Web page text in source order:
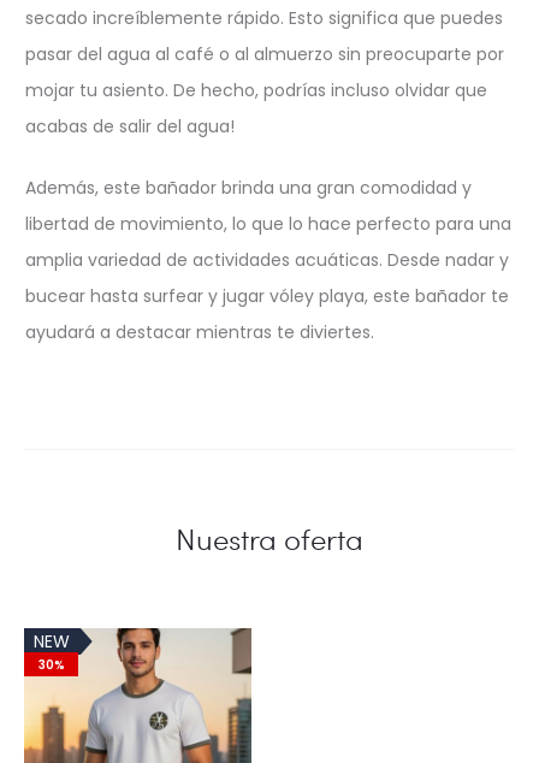
secado increíblemente rápido. Esto significa que puedes
pasar del agua al café o al almuerzo sin preocuparte por
mojar tu asiento. De hecho, podrías incluso olvidar que
acabas de salir del agua!
Además, este bañador brinda una gran comodidad y
libertad de movimiento, lo que lo hace perfecto para una
amplia variedad de actividades acuáticas. Desde nadar y
bucear hasta surfear y jugar vóley playa, este bañador te
ayudará a destacar mientras te diviertes.
Nuestra oferta
NEW
30%